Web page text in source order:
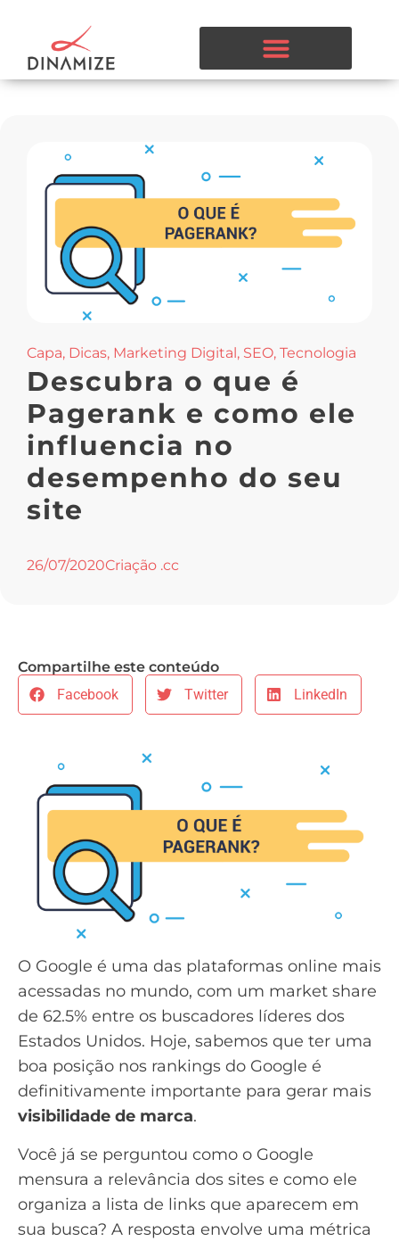
Capa, Dicas, Marketing Digital , SEO, Tecnologia
Descubra o que é
Pagerank e como ele
influencia no
desempenho do seu
site
26/07/2020Criação .cc
Compartilhe este conteúdo
Facebook
Twitter LinkedIn
O Google é uma das plataformas online mais
acessadas no mundo, com um market share
de 62.5% entre os buscadores líderes dos
Estados Unidos. Hoje, sabemos que ter uma
boa posição nos rankings do Google é
definitivamente importante para gerar mais
visibilidade de marca.
Você já se perguntou como o Google
mensura a relevância dos sites e como ele
organiza a lista de links que aparecem em
sua busca? A resposta envolve uma métrica